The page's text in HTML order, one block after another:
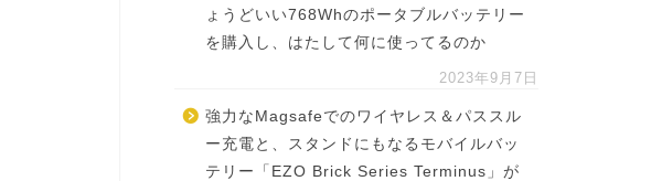
ょうどいい768Whのポータブルバッテリー
を購入し、はたして何に使ってるのか
2023年9月7日
強力なMagsafeでのワイヤレス＆パススル
ー充電と、スタンドにもなるモバイルバッ
テリー「EZO Brick Series Terminus」が